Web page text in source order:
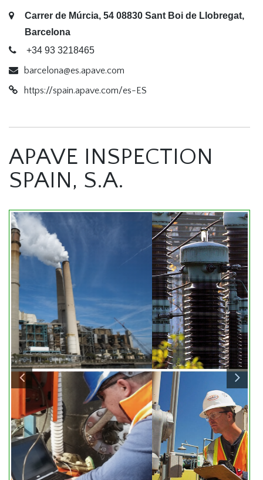
Carrer de Múrcia, 54 08830 Sant Boi de Llobregat,
Barcelona
+34 93 3218465
barcelona@es.apave.com
https://spain.apave.com/es-ES
APAVE INSPECTION
SPAIN, S.A.